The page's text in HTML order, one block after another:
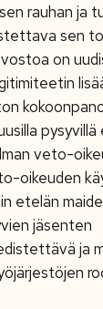
rauhan ja
sen
on
veto-
oikeuden
etelän
jäsenten
ja